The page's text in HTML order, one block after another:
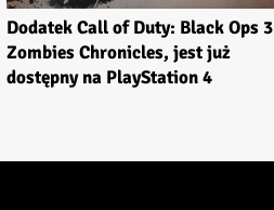
Dodatek Call of Duty: Black Ops 3
Zombies Chronicles, jest już
dostępny na PlayStation 4